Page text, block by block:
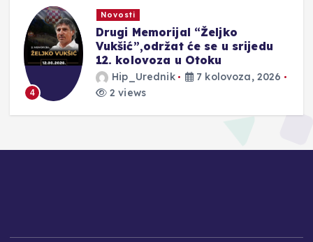
4
Novosti
Drugi Memorijal “Željko
Vukšić”,održat će se u srijedu
12. kolovoza u Otoku
Hip_Urednik
7 kolovoza, 2026
2 views